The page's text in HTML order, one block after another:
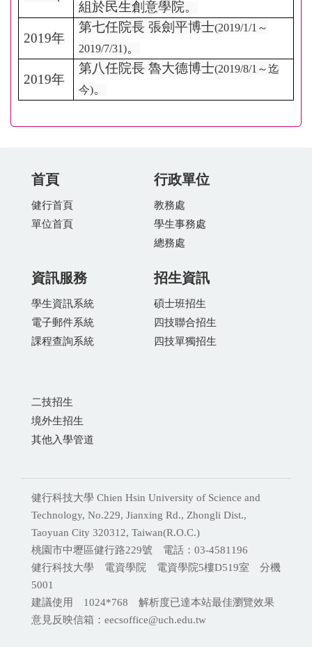
組於民生創意學院。
2019年
第七任院長 張劍平博士(2019/1/1～
2019/7/31)。
2019年
第八任院長 魯大德博士(2019/8/1～迄
今)。
首頁
健行首頁
單位首頁
行政單位
教務處
學生事務處
總務處
資訊服務
學生資訊系統
電子郵件系統
課程查詢系統
招生資訊
碩士班招生
四技聯合招生
四技單獨招生
二技招生
境外生招生
其他入學管道
健行科技大學 Chien Hsin University of Science and
Technology, No.229, Jianxing Rd., Zhongli Dist.,
Taoyuan City 320312, Taiwan(R.O.C.)
桃園市中壢區健行路229號 電話：03-4581196
健行科技大學 電資學院 電資學院5樓D519室 分機
5001
建議使用 1024*768 解析度已達本站最佳瀏覽效果
意見反映信箱：eecsoffice@uch.edu.tw